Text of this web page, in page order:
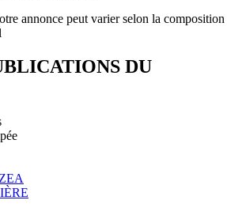
annonce peut varier selon la composition
DU